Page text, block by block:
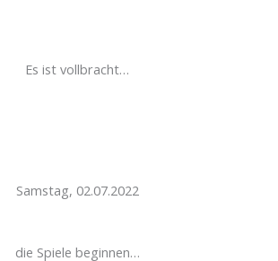
Es ist vollbracht…
Samstag, 02.07.2022
die Spiele beginnen…